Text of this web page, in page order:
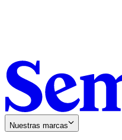
Nuestras marcas